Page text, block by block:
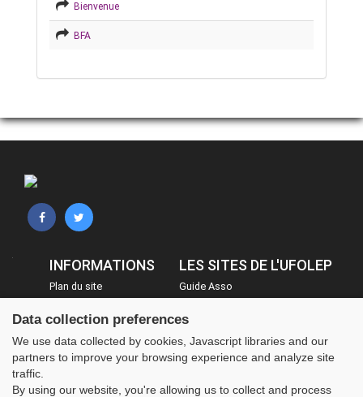
Bienvenue
BFA
INFORMATIONS
Plan du site
Mentions légales
Administration
LES SITES DE L'UFOLEP
Guide Asso
Inscriptions évènements
Data collection preferences
We use data collected by cookies, Javascript libraries and our
partners to improve your browsing experience and analyze site
traffic.
By using our website, you're allowing us to collect and process